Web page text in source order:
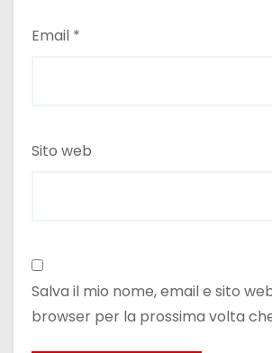
Email *
Sito web
Salva il mio nome, email e sito
browser per la prossima volta